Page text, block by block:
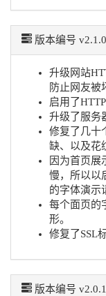
版本编号 v2.1.0
升级网站
防止网友被
启用了
升级了服务
修复了几十
缺、以及花
因为首页展
慢，所以以
的字体演示
每个面页的
形。
修复了SSL
版本编号